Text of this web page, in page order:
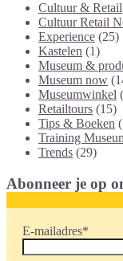
Cultuur & Retail
Cultuur Retail
Experience (25)
Kastelen (1)
Museum &
Museum now
Museumwinkel
Retailtours (15)
Tips & Boeken
Training
Trends (29)
Abonneer je op
E-mailadres*